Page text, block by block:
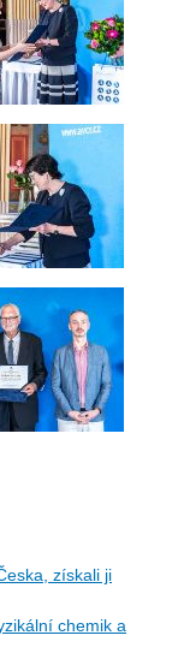
získali ji
chemik a